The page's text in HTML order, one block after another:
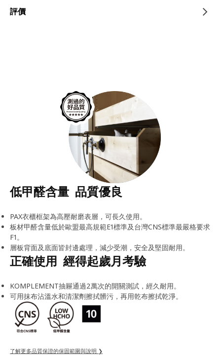
評價
低甲醛含量 品質優良
PAX衣櫃框架為高壓耐磨表層，可長久使用。
板材甲醛含量低於歐盟最高規範E1標準及台灣CNS標準最嚴格要求
F1。
層板背面及底面皆封邊處理，減少受潮，安全及堅固耐用。
正確使用 經得起歲月考驗
KOMPLEMENT抽屜通過2萬次的開關測試，經久耐用。
可用抹布沾溫水和清潔劑擦拭髒污，再用乾布擦拭乾淨。
了解更多品質保證的保固範圍與說明 ❯